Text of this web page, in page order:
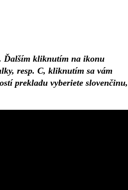
Ďalším kliknutím na ikonu
resp. C, kliknutím sa vám
prekladu vyberiete slovenčinu,